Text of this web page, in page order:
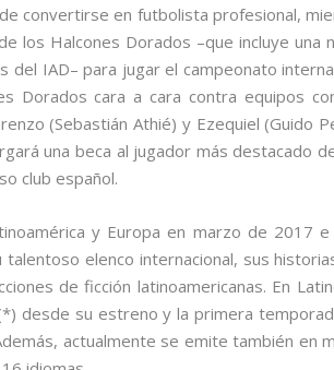
convertirse en futbolista profesional,
los Halcones Dorados –que incluye una
del IAD– para jugar el campeonato
Dorados cara a cara contra equipos
(Sebastián Athié) y Ezequiel (Guido
una beca al jugador más destacado
club español.
y Europa en marzo de 2017
talentoso elenco internacional, sus
de ficción latinoamericanas. En
desde su estreno y la primera
actualmente se emite también en